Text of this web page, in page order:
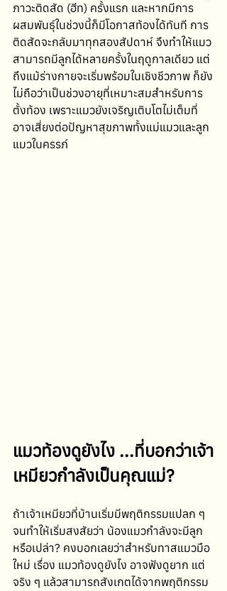
ภาวะติดสัด (ฮีท) ครั้งแรก และหากมีการ
ผสมพันธุ์ในช่วงนี้ก็มีโอกาสท้องได้ทันที การ
ติดสัดจะกลับมาทุกสองสัปดาห์ จึงทำให้แมว
สามารถมีลูกได้หลายครั้งในฤดูกาลเดียว แต่
ถึงแม้ร่างกายจะเริ่มพร้อมในเชิงชีวภาพ ก็ยัง
ไม่ถือว่าเป็นช่วงอายุที่เหมาะสมสำหรับการ
ตั้งท้อง เพราะแมวยังเจริญเติบโตไม่เต็มที่
อาจเสี่ยงต่อปัญหาสุขภาพทั้งแม่แมวและลูก
แมวในครรภ์
แมวท้องดูยังไง ...ที่บอกว่าเจ้า
เหมียวกำลังเป็นคุณแม่?
ถ้าเจ้าเหมียวที่บ้านเริ่มมีพฤติกรรมแปลก ๆ
จนทำให้เริ่มสงสัยว่า น้องแมวกำลังจะมีลูก
หรือเปล่า? คงบอกเลยว่าสำหรับทาสแมวมือ
ใหม่ เรื่อง แมวท้องดูยังไง อาจฟังดูยาก แต่
จริง ๆ แล้วสามารถสังเกตได้จากพฤติกรรม